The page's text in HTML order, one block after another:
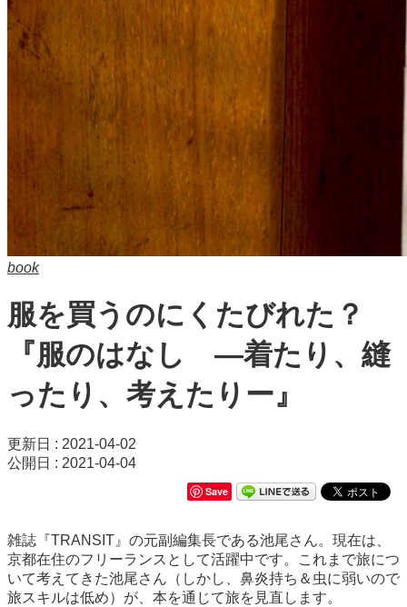
book
服を買うのにくたびれた？
『服のはなし ―着たり、縫
ったり、考えたりー』
更新日 : 2021-04-02
公開日 : 2021-04-04
Save
雑誌『TRANSIT』の元副編集長である池尾さん。現在は、
京都在住のフリーランスとして活躍中です。これまで旅につ
いて考えてきた池尾さん（しかし、鼻炎持ち＆虫に弱いので
旅スキルは低め）が、本を通じて旅を見直します。